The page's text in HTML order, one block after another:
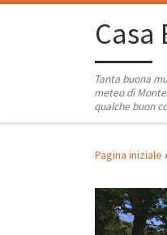
Passa al contenutoCasa
Tanta buona
meteo di
qualche buon
Pagina iniziale